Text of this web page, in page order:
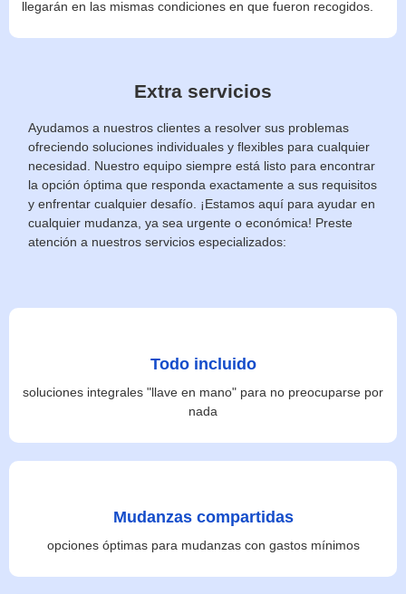
llegarán en las mismas condiciones en que fueron recogidos.
Extra servicios
Ayudamos a nuestros clientes a resolver sus problemas
ofreciendo soluciones individuales y flexibles para cualquier
necesidad. Nuestro equipo siempre está listo para encontrar
la opción óptima que responda exactamente a sus requisitos
y enfrentar cualquier desafío. ¡Estamos aquí para ayudar en
cualquier mudanza, ya sea urgente o económica! Preste
atención a nuestros servicios especializados:
Todo incluido
soluciones integrales "llave en mano" para no preocuparse por
nada
Mudanzas compartidas
opciones óptimas para mudanzas con gastos mínimos